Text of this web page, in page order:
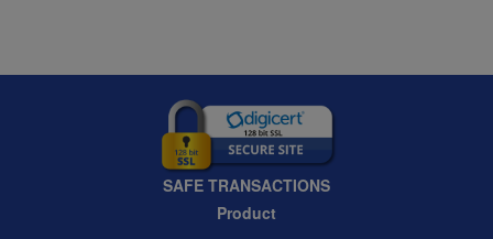
SAFE TRANSACTIONS
Product